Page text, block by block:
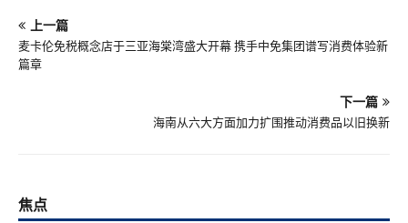
上一篇
麦卡伦免税概念店于三亚海棠湾盛大开幕 携手中免集团谱写消费体验新
篇章
下一篇
海南从六大方面加力扩围推动消费品以旧换新
焦点